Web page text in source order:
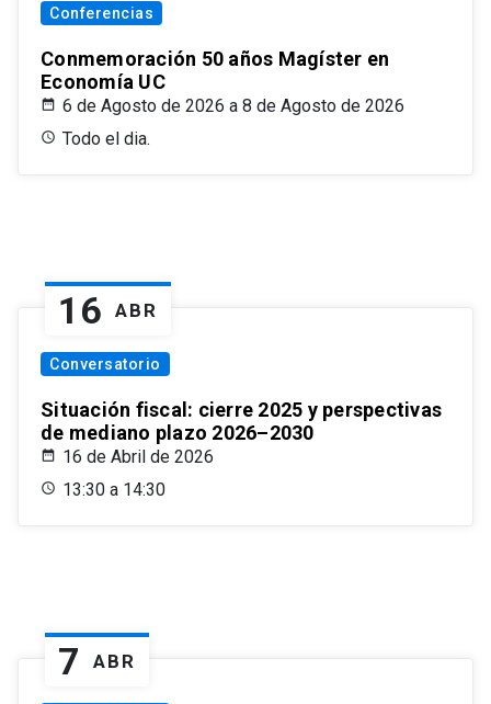
Conferencias
Conmemoración 50 años Magíster en
Economía UC
6 de Agosto de 2026 a 8 de Agosto de 2026
Todo el dia.
16 ABR
Conversatorio
Situación fiscal: cierre 2025 y perspectivas
de mediano plazo 2026–2030
16 de Abril de 2026
13:30 a 14:30
7 ABR